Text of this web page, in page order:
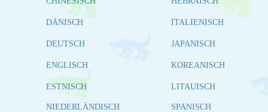
DÄNISCH
DEUTSCH
ENGLISCH
ESTNISCH
ITALIENISCH
JAPANISCH
KOREANISCH
LITAUISCH
NIEDERLÄNDISCH SPANISCH